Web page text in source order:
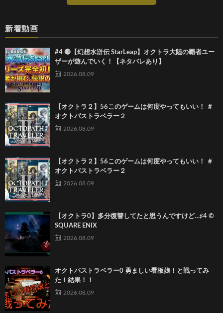
新着動画
#4 🔴【幻想水滸伝 StarLeap】オクトラ大陸の覇者ユー
ザーが遊んでいく！【ネタバレあり】
2026.08.09
【オクトラ２】56このゲームは何度やってもいい！ ＃
オクトパストラベラー２
2026.08.09
【オクトラ２】56このゲームは何度やってもいい！ ＃
オクトパストラベラー２
2026.08.09
【オクトラ0】多分復讐してたと思うんですけど…♯4 ©
SQUARE ENIX
2026.08.09
オクトパストラベラー0 勇ましい看板娘！と戦ってみ
た！結果！！
2026.08.09